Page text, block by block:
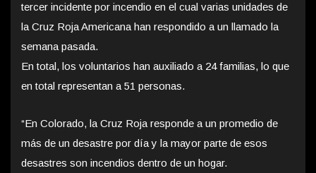
tercer incidente por incendio en el cual varias unidades de
la Cruz Roja Americana han respondido a un llamado la
semana pasada.
En total, los voluntarios han auxiliado a 24 familias, lo que
en total representan a 51 personas.
“En Colorado, la Cruz Roja responde a un promedio de
más de un desastre por día y la mayor parte de esos
desastres son incendios dentro de un hogar.